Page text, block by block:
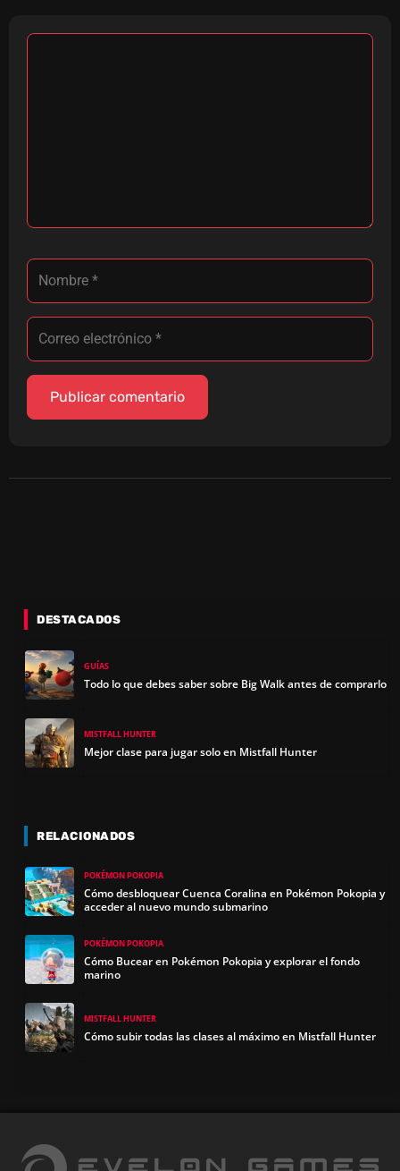
DESTACADOS
GUÍAS
Todo lo que debes saber sobre Big Walk antes de comprarlo
MISTFALL HUNTER
Mejor clase para jugar solo en Mistfall Hunter
RELACIONADOS
POKÉMON POKOPIA
Cómo desbloquear Cuenca Coralina en Pokémon Pokopia y
acceder al nuevo mundo submarino
POKÉMON POKOPIA
Cómo Bucear en Pokémon Pokopia y explorar el fondo
marino
MISTFALL HUNTER
Cómo subir todas las clases al máximo en Mistfall Hunter